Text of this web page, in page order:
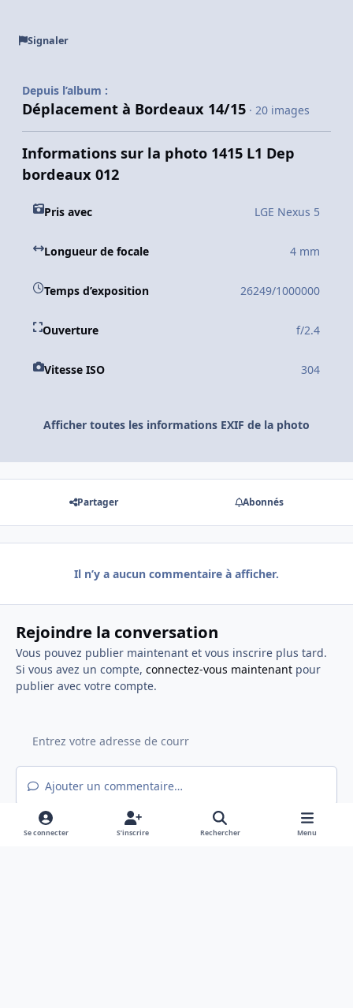
Signaler
Depuis l’album :
Déplacement à Bordeaux 14/15 · 20 images
Informations sur la photo 1415 L1 Dep
bordeaux 012
Pris avec LGE Nexus 5
Longueur de focale 4 mm
Temps d’exposition 26249/1000000
Ouverture f/2.4
Vitesse ISO 304
Afficher toutes les informations EXIF de la photo
Partager Abonnés
Il n’y a aucun commentaire à afficher.
Rejoindre la conversation
Vous pouvez publier maintenant et vous inscrire plus tard.
Si vous avez un compte, connectez-vous maintenantpour
publier avec votre compte.
Ajouter un commentaire…
Se connecter S’inscrire Rechercher Menu